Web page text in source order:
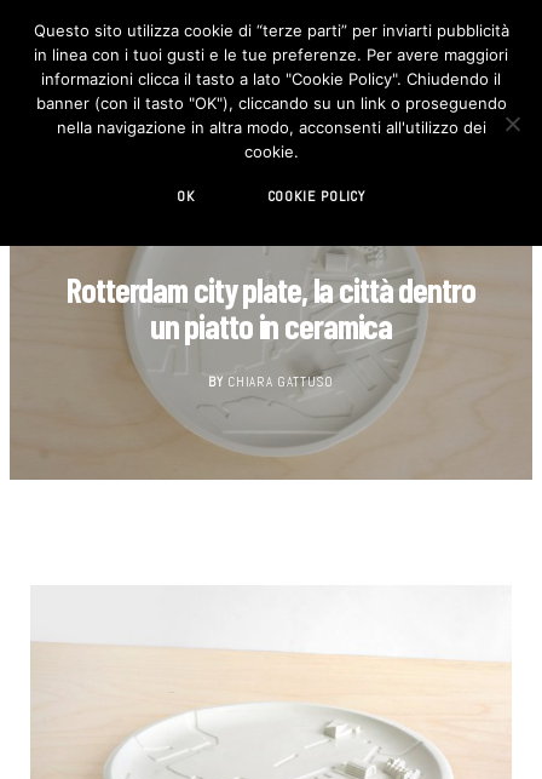
F
c
e
b
o
I
n
s
t
Rotterdam city plate, la città dentro
un piatto in ceramica
BY CHIARA GATTUSO
Questo sito utilizza cookie di “terze parti” per inviarti pubblicità
in linea con i tuoi gusti e le tue preferenze. Per avere maggiori
informazioni clicca il tasto a lato "Cookie Policy". Chiudendo il
banner (con il tasto "OK"), cliccando su un link o proseguendo
nella navigazione in altra modo, acconsenti all'utilizzo dei
cookie.
OK COOKIE POLICY